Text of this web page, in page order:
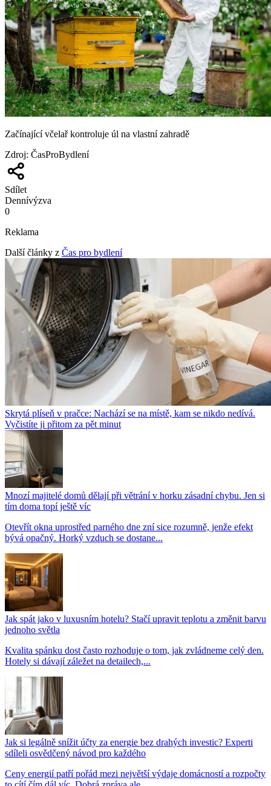
Začínající včelař kontroluje úl na vlastní zahradě
Zdroj: ČasProBydlení
Sdílet
Dennívýzva
0
Reklama
Další články z Čas pro bydlení
Skrytá plíseň v pračce: Nachází se na místě, kam se nikdo nedívá.
Vyčistíte ji přitom za pět minut
Mnozí majitelé domů dělají při větrání v horku zásadní chybu. Jen si
tím doma topí ještě víc
Otevřít okna uprostřed parného dne zní sice rozumně, jenže efekt
bývá opačný. Horký vzduch se dostane...
Jak spát jako v luxusním hotelu? Stačí upravit teplotu a změnit barvu
jednoho světla
Kvalita spánku dost často rozhoduje o tom, jak zvládneme celý den.
Hotely si dávají záležet na detailech,...
Jak si legálně snížit účty za energie bez drahých investic? Experti
sdíleli osvědčený návod pro každého
Ceny energií patří pořád mezi největší výdaje domácností a rozpočty